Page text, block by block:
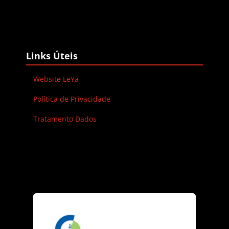
Blocos
Links Úteis
Website LeYa
Política de Privacidade
Tratamento Dados